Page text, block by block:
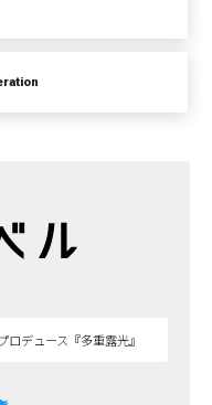
ロデュース『多重露光』